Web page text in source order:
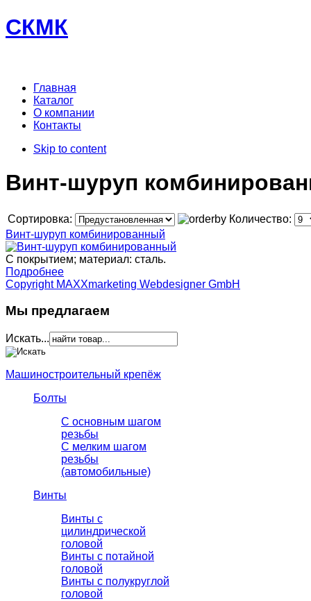
СКМК
Главная
Каталог
О компании
Контакты
Skip to content
Винт-шуруп
Сортировка:
Количество:
Винт-шуруп комбинированный
С покрытием; материал: сталь.
Подробнее
Copyright MAXXmarketing Webdesigner GmbH
Мы предлагаем
Искать...
Машиностроительный крепёж
Болты
С основным шагом
резьбы
C мелким шагом
резьбы
(автомобильные)
Винты
Винты с
цилиндрической
головой
Винты с потайной
головой
Винты с полукруглой
головой